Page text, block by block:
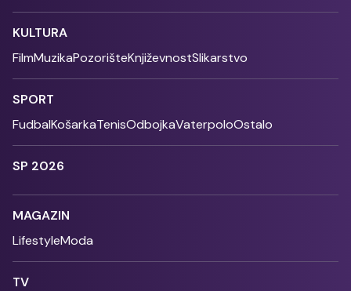
KULTURA
FilmMuzikaPozorišteKnjiževnostSlikarstvo
SPORT
FudbalKošarkaTenisOdbojkaVaterpoloOstalo
SP 2026
MAGAZIN
LifestyleModa
TV